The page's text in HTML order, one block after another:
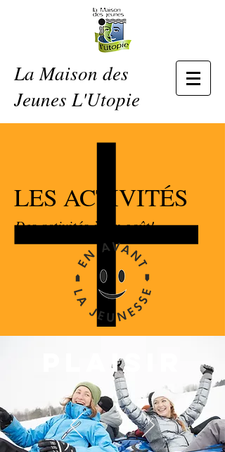
La Maison des
Jeunes L'Utopie
LES ACTIVITÉS
Des activités à ton goût!
PLAISIR